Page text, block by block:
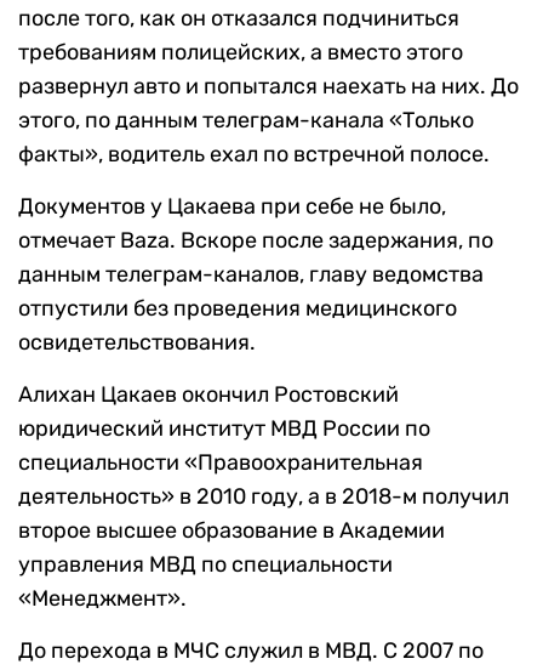
после того, как он отказался подчиниться
требованиям полицейских, а вместо этого
развернул авто и попытался наехать на них. До
этого, по данным телеграм-канала «Только
факты», водитель ехал по встречной полосе.
Документов у Цакаева при себе не было,
отмечает Baza. Вскоре после задержания, по
данным телеграм-каналов, главу ведомства
отпустили без проведения медицинского
освидетельствования.
Алихан Цакаев окончил Ростовский
юридический институт МВД России по
специальности «Правоохранительная
деятельность» в 2010 году, а в 2018-м получил
второе высшее образование в Академии
управления МВД по специальности
«Менеджмент».
До перехода в МЧС служил в МВД. С 2007 по